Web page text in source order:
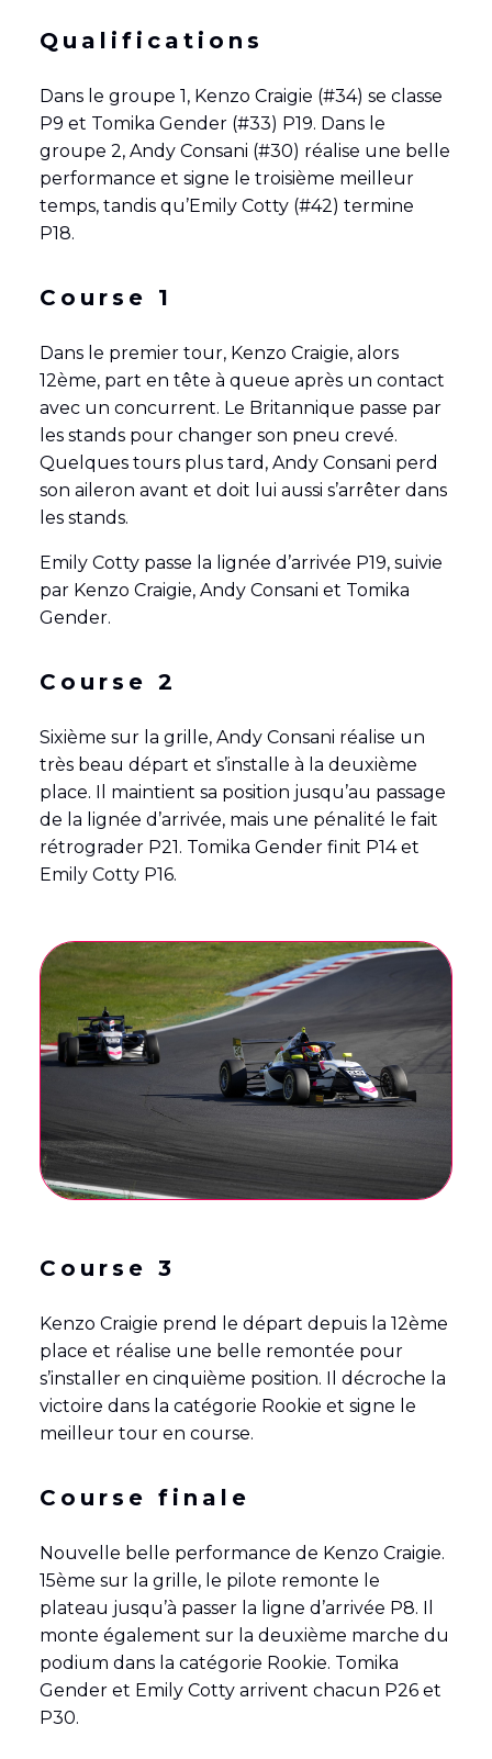
Qualifications
Dans le groupe 1, Kenzo Craigie (#34) se classe
P9 et Tomika Gender (#33) P19. Dans le
groupe 2, Andy Consani (#30) réalise une belle
performance et signe le troisième meilleur
temps, tandis qu’Emily Cotty (#42) termine
P18.
Course 1
Dans le premier tour, Kenzo Craigie, alors
12ème, part en tête à queue après un contact
avec un concurrent. Le Britannique passe par
les stands pour changer son pneu crevé.
Quelques tours plus tard, Andy Consani perd
son aileron avant et doit lui aussi s’arrêter dans
les stands.
Emily Cotty passe la lignée d’arrivée P19, suivie
par Kenzo Craigie, Andy Consani et Tomika
Gender.
Course 2
Sixième sur la grille, Andy Consani réalise un
très beau départ et s’installe à la deuxième
place. Il maintient sa position jusqu’au passage
de la lignée d’arrivée, mais une pénalité le fait
rétrograder P21. Tomika Gender finit P14 et
Emily Cotty P16.
Course 3
Kenzo Craigie prend le départ depuis la 12ème
place et réalise une belle remontée pour
s’installer en cinquième position. Il décroche la
victoire dans la catégorie Rookie et signe le
meilleur tour en course.
Course finale
Nouvelle belle performance de Kenzo Craigie.
15ème sur la grille, le pilote remonte le
plateau jusqu’à passer la ligne d’arrivée P8. Il
monte également sur la deuxième marche du
podium dans la catégorie Rookie. Tomika
Gender et Emily Cotty arrivent chacun P26 et
P30.